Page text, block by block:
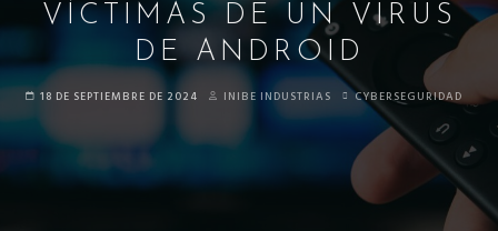
VÍCTIMAS DE UN VIRUS
DE ANDROID
18 DE SEPTIEMBRE DE 2024 INIBE INDUSTRIAS CYBERSEGURIDAD